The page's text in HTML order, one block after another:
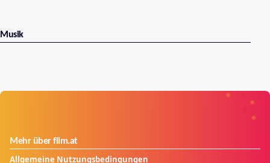
Musik
Mehr über film.at
Allgemeine Nutzungsbedingungen